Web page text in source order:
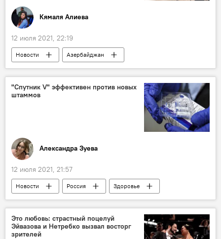
Кямаля Алиева
12 июля 2021, 22:19
Новости
Азербайджан
Новости мира
Культура
ЖИЗНЬ
Вокалист
"Спутник V" эффективен против новых
штаммов
Александра Зуева
12 июля 2021, 21:57
Новости Россия
Здоровье
ЖИЗНЬ
Спутник V
Эффективность
Коронавирус
Это любовь: страстный поцелуй
Эйвазова и Нетребко вызвал восторг
зрителей